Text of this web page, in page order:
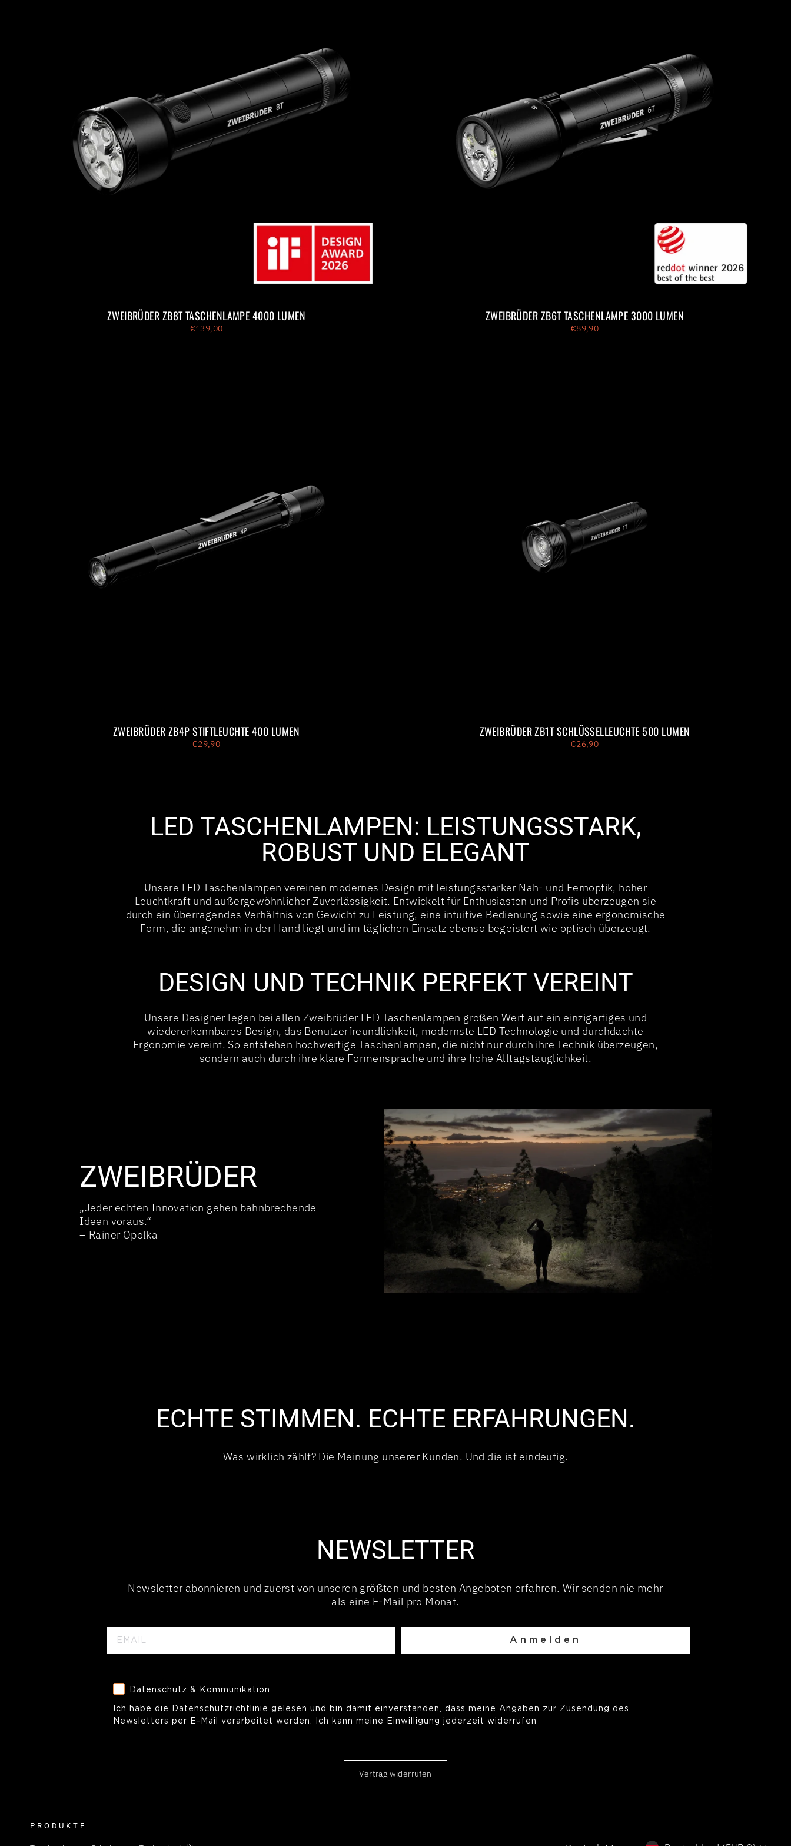
ZWEIBRÜDER ZB8T TASCHENLAMPE 4000 LUMEN
€139,00
ZWEIBRÜDER ZB6T TASCHENLAMPE 3000 LUMEN
€89,90
ZWEIBRÜDER ZB4P STIFTLEUCHTE 400 LUMEN
€29,90
ZWEIBRÜDER ZB1T SCHLÜSSELLEUCHTE 500 LUMEN
€26,90
LED TASCHENLAMPEN: LEISTUNGSSTARK,
ROBUST UND ELEGANT
Unsere LED Taschenlampen vereinen modernes Design mit leistungsstarker Nah- und Fernoptik, hoher
Leuchtkraft und außergewöhnlicher Zuverlässigkeit. Entwickelt für Enthusiasten und Profis überzeugen sie
durch ein überragendes Verhältnis von Gewicht zu Leistung, eine intuitive Bedienung sowie eine ergonomische
Form, die angenehm in der Hand liegt und im täglichen Einsatz ebenso begeistert wie optisch überzeugt.
DESIGN UND TECHNIK PERFEKT VEREINT
Unsere Designer legen bei allen Zweibrüder LED Taschenlampen großen Wert auf ein einzigartiges und
wiedererkennbares Design, das Benutzerfreundlichkeit, modernste LED Technologie und durchdachte
Ergonomie vereint. So entstehen hochwertige Taschenlampen, die nicht nur durch ihre Technik überzeugen,
sondern auch durch ihre klare Formensprache und ihre hohe Alltagstauglichkeit.
ZWEIBRÜDER
„Jeder echten Innovation gehen bahnbrechende
Ideen voraus.“
– Rainer Opolka
ECHTE STIMMEN. ECHTE ERFAHRUNGEN.
Was wirklich zählt? Die Meinung unserer Kunden. Und die ist eindeutig.
NEWSLETTER
Newsletter abonnieren und zuerst von unseren größten und besten Angeboten erfahren. Wir senden nie mehr
als eine E-Mail pro Monat.
Anmelden
Datenschutz & Kommunikation
Datenschutz & Kommunikation
Ich habe die Datenschutzrichtlinie gelesen und bin damit einverstanden, dass meine Angaben zur Zusendung des
Newsletters per E-Mail verarbeitet werden. Ich kann meine Einwilligung jederzeit widerrufen
Vertrag widerrufen
PRODUKTE